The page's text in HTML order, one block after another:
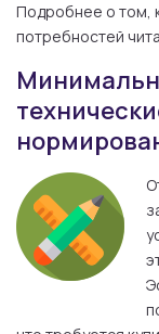
Подробнее о том,
потребностей